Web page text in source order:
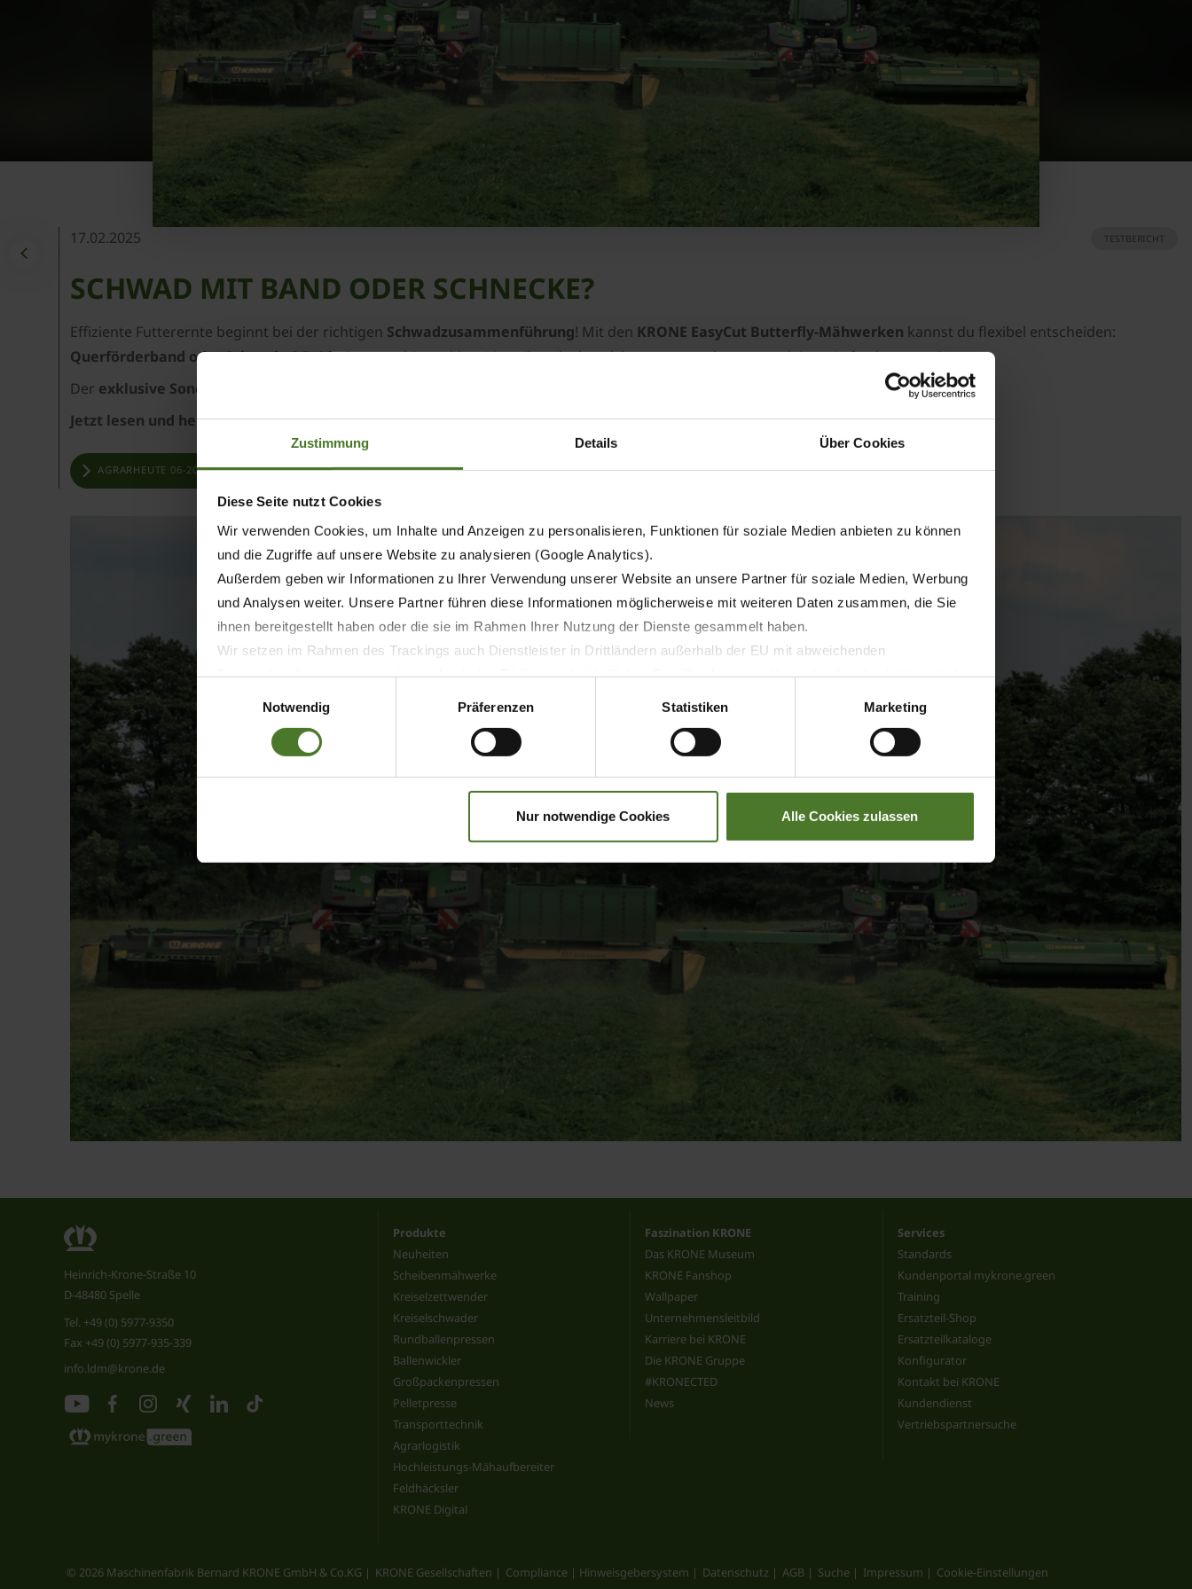
Zustimmung Details Über Cookies
Diese Seite nutzt Cookies
Wir verwenden Cookies, um Inhalte und Anzeigen zu personalisieren, Funktionen für soziale Medien anbieten zu können
und die Zugriffe auf unsere Website zu analysieren (Google Analytics).
Außerdem geben wir Informationen zu Ihrer Verwendung unserer Website an unsere Partner für soziale Medien, Werbung
und Analysen weiter. Unsere Partner führen diese Informationen möglicherweise mit weiteren Daten zusammen, die Sie
ihnen bereitgestellt haben oder die sie im Rahmen Ihrer Nutzung der Dienste gesammelt haben.
Wir setzen im Rahmen des Trackings auch Dienstleister in Drittländern außerhalb der EU mit abweichenden
Datenschutzbestimmungen ein, wodurch das Risiko von behördlichen Zugriffen bzw. von Kontrollverlust bzgl. übermittelter
Daten bestehen kann.
Impressum
Notwendig
Präferenzen Statistiken Marketing
Nur notwendige Cookies Alle Cookies zulassen
17.02.2025 TESTBERICHT
SCHWAD MIT BAND ODER SCHNECKE?
Effiziente Futterernte beginnt bei der richtigen Schwadzusammenführung! Mit den KRONE EasyCut Butterfly-Mähwerken kannst du flexibel entscheiden:
Querförderband oder Schnecke?Beide Systeme bieten klare Vorteile – doch welches passt am besten zu deinen Anforderungen?
Der exklusive Sonderdruck aus agrarheute Zeit, Kraftstoff und Arbeitsschritte einsparst.
Jetzt lesen und herausfinden, welche Schwadzusammenführung deine Ernte noch effizienter macht!
AGRARHEUTE 06-2024: SCHWAD MIT BAND ODER SCHNECKE?
Heinrich-Krone-Straße 10
D-48480 Spelle
Tel. +49 (0) 5977-9350
Fax +49 (0) 5977-935-339
info.ldm@krone.de
Produkte
Neuheiten
Scheibenmähwerke
Kreiselzettwender
Kreiselschwader
Rundballenpressen
Ballenwickler
Großpackenpressen
Pelletpresse
Transporttechnik
Agrarlogistik
Hochleistungs-Mähaufbereiter
Feldhäcksler
KRONE Digital
Faszination KRONE
Das KRONE Museum
KRONE Fanshop
Wallpaper
Unternehmensleitbild
Karriere bei KRONE
Die KRONE Gruppe
#KRONECTED
News
Services
Standards
Kundenportal mykrone.green
Training
Ersatzteil-Shop
Ersatzteilkataloge
Konfigurator
Kontakt bei KRONE
Kundendienst
Vertriebspartnersuche
© 2026 Maschinenfabrik Bernard KRONE GmbH & Co.KG KRONE Gesellschaften Compliance | Hinweisgebersystem Datenschutz AGB Suche Impressum Cookie-Einstellungen